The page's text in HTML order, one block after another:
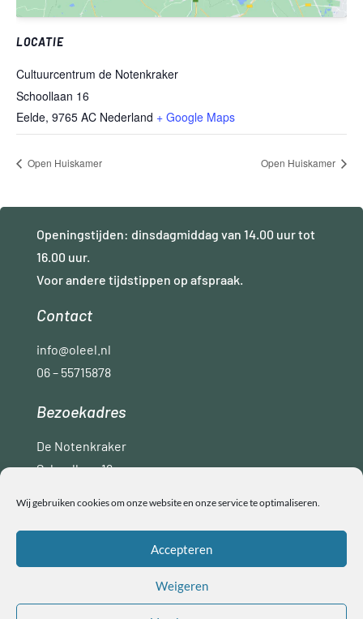
Wij gebruiken cookies om onze website en onze service te optimaliseren.
Accepteren
Weigeren
LOCATIE
Cultuurcentrum de Notenkraker
Schoollaan 16
Eelde, 9765 AC Nederland + Google Maps
Open Huiskamer Open Huiskamer
Openingstijden: dinsdagmiddag van 14.00 uur tot
16.00 uur.
Voor andere tijdstippen op afspraak.
Contact
info@oleel.nl
06 – 55715878
Bezoekadres
De Notenkraker
Schoollaan 16